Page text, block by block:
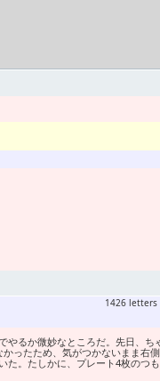
1426 letters
やるか微妙なところだ。先日、ち
ったため、気がつかないまま右
た。たしかに、プレート4枚のつ